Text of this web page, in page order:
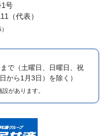
号
（代表）
で （土曜日、日曜日、祝
から1月3日）を除く）
があります。